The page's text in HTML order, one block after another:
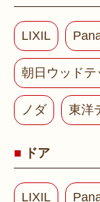
LIXIL
朝日ウッドテ
ノダ 東洋
ドア
LIXIL